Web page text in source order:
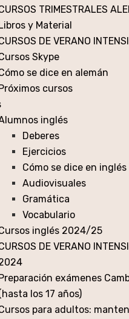
TRIMESTRALES
y Material
DE VERANO
Skype
se dice en alemán
cursos
inglés
Deberes
Ejercicios
Cómo se dice en inglés
Audiovisuales
Gramática
Vocabulario
inglés 2024/25
DE VERANO
exámenes
los 17 años)
para adultos: